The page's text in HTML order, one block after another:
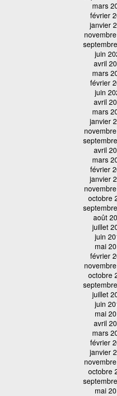
mars
février
janvier
juin
avril
mars
février
juin
avril
mars
janvier
avril
mars
février
janvier
octobre
août
juillet
juin
mai
février
octobre
juillet
juin
mai
avril
mars
février
janvier
octobre
mai